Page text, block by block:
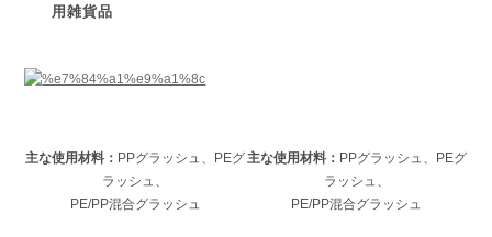
用雑貨品
主な使用材料： PPグラッシュ、PEグ
ラッシュ、
PE/PP混合グラッシュ
主な使用材料： PPグラッシュ、PEグ
ラッシュ、
PE/PP混合グラッシュ